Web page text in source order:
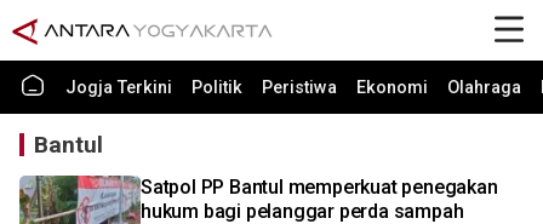
Jogja Terkini Politik Peristiwa Ekonomi Olahraga
Bantul
Satpol PP Bantul memperkuat penegakan
hukum bagi pelanggar perda sampah